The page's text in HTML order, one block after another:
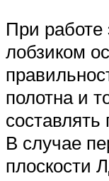
При работе
лобзиком
полотна и
составлять
В случае
плоскости